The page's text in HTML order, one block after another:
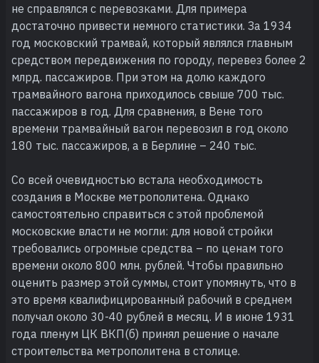
не справлялся с перевозками. Для примера
достаточно привести немного статистики. За 1934
год московский трамвай, который являлся главным
средством передвижения по городу, перевез более 2
млрд. пассажиров. При этом на долю каждого
трамвайного вагона приходилось свыше 700 тыс.
пассажиров в год. Для сравнения, в Вене того
времени трамвайный вагон перевозил в год около
180 тыс. пассажиров, а в Берлине – 240 тыс.
Со всей очевидностью встала необходимость
создания в Москве метрополитена. Однако
самостоятельно справиться с этой проблемой
московские власти не могли: для новой стройки
требовались огромные средства – по ценам того
времени около 800 млн. рублей. Чтобы правильно
оценить размер этой суммы, стоит упомянуть, что в
это время квалифицированный рабочий в среднем
получал около 30-40 рублей в месяц. И в июне 1931
года пленум ЦК ВКП(б) принял решение о начале
строительства метрополитена в столице.